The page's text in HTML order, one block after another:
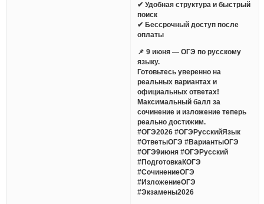
✔ Удобная структура и быстрый
поиск
✔ Бессрочный доступ после
оплаты
📌 9 июня — ОГЭ по русскому
языку.
Готовьтесь уверенно на
реальных вариантах и
официальных ответах!
Максимальный балл за
сочинение и изложение теперь
реально достижим.
#ОГЭ2026 #ОГЭРусскийЯзык
#ОтветыОГЭ #ВариантыОГЭ
#ОГЭ9июня #ОГЭРусский
#ПодготовкаКОГЭ
#СочинениеОГЭ
#ИзложениеОГЭ
#Экзамены2026